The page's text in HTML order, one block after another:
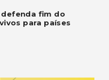
defenda fim do
para países